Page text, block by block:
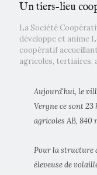
Un tiers-lieu
La Société
développe et anime
coopératif
agricoles, tertiaires,
Aujourd'hui, le
Vergne ce sont
agricoles AB, 840
Pour la structure
éleveuse de